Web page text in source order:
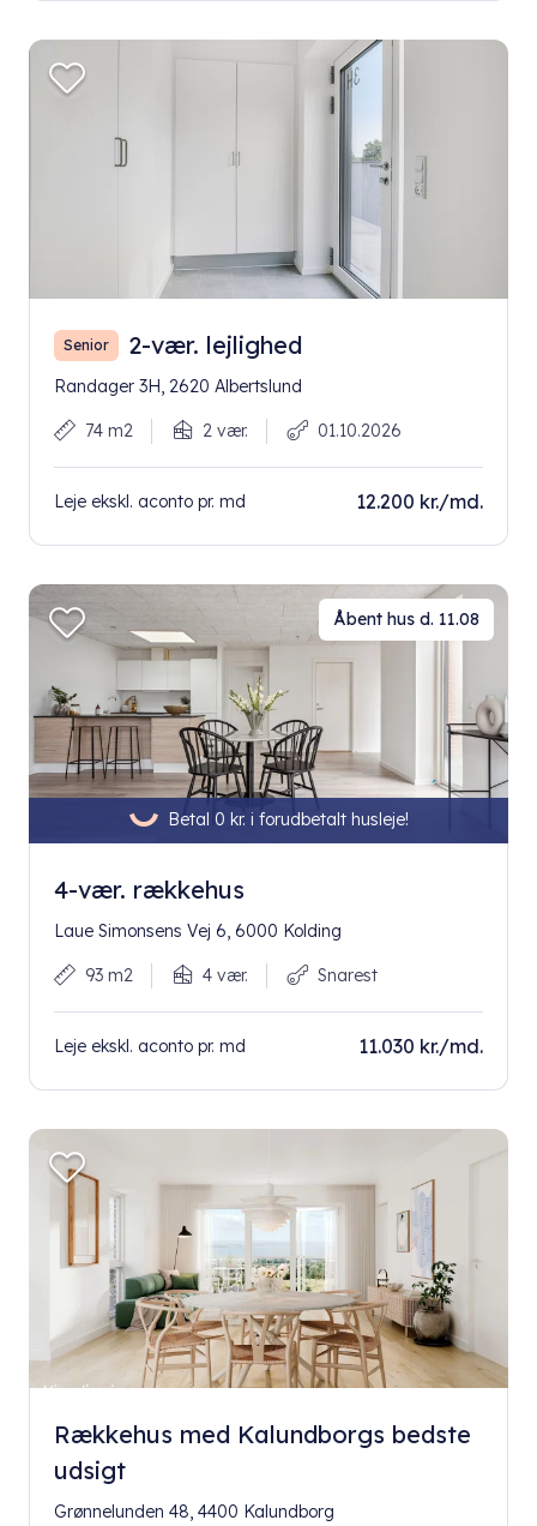
Senior 2-vær. lejlighed
Randager 3H, 2620 Albertslund
74 m2 2 vær. 01.10.2026
Leje ekskl. aconto pr. md 12.200 kr./md.
Betal 0 kr. i forudbetalt husleje!
Åbent hus d. 11.08
4-vær. rækkehus
Laue Simonsens Vej 6, 6000 Kolding
93 m2 4 vær. Snarest
Leje ekskl. aconto pr. md 11.030 kr./md.
Rækkehus med Kalundborgs bedste
udsigt
Grønnelunden 48, 4400 Kalundborg